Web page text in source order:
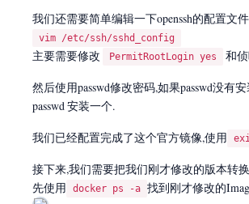
我们还需要简单编辑一下openssh的配置文
vim /etc/ssh/sshd_config
主要需要修改 PermitRootLogin yes 和
然后使用passwd修改密码,如果passwd没有
passwd 安装一个.
我们已经配置完成了这个官方镜像,使用
接下来,我们需要把我们刚才修改的版本转
先使用
docker ps -a 找到刚才修改的